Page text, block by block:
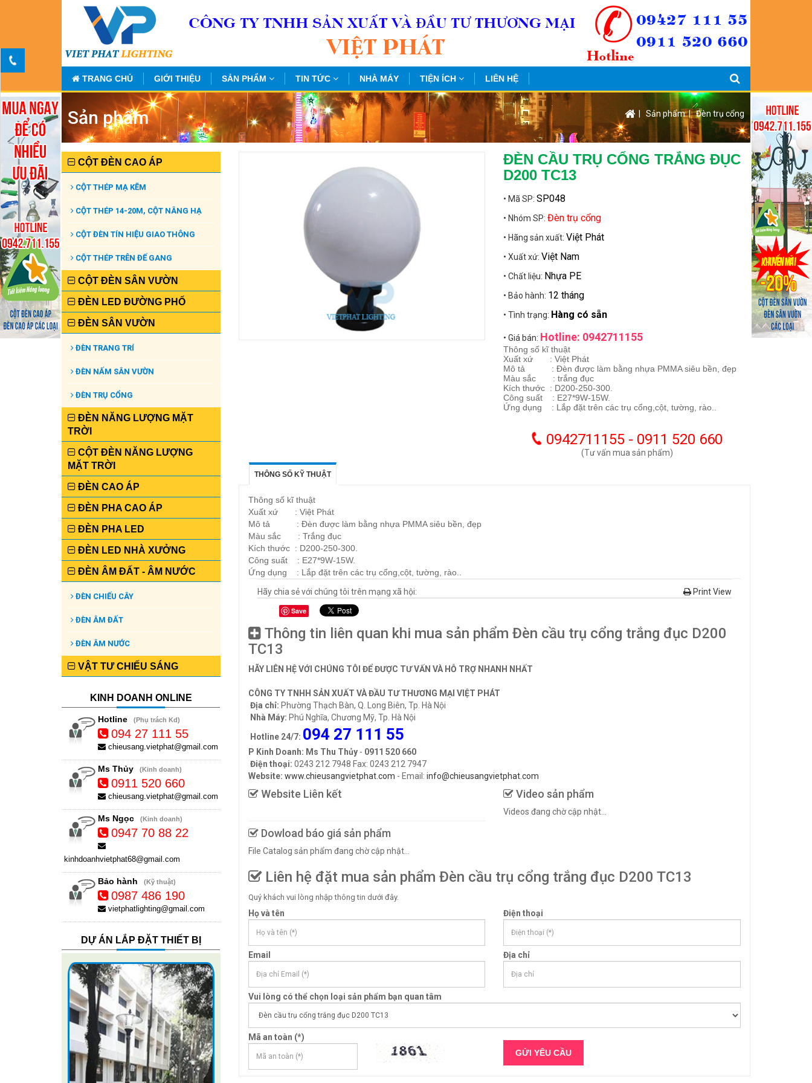
TRANG CHỦ GIỚI THIỆU SẢN PHẨM TIN TỨC NHÀ MÁY TIỆN ÍCH LIÊN HỆ
Sản phẩm | Sản phẩm|Đèn trụ cổng
ĐÈN CẦU TRỤ CỔNG TRẮNG ĐỤC
D200 TC13
• Mã SP:SP048
• Nhóm SP:Đèn trụ cổng
• Hãng sản xuất:Việt Phát
• Xuất xứ:Việt Nam
• Chất liệu: Nhựa PE
• Bảo hành: 12 tháng
• Tình trạng: Hàng có sẵn
• Giá bán: Hotline: 0942711155
Thông số kĩ thuật
Xuất xứ : Việt Phát
Mô tả : Đèn được làm bằng nhựa PMMA siêu bền, đẹp
Màu sắc : trắng đục
Kích thước : D200-250-300.
Công suất : E27*9W-15W.
Ứng dụng : Lắp đặt trên các trụ cổng,cột, tường, rào..
0942711155 - 0911 520 660
(Tư vấn mua sản phẩm)
THÔNG SỐ KỸ THUẬT
Thông số kĩ thuật
Xuất xứ : Việt Phát
Mô tả : Đèn được làm bằng nhựa PMMA siêu bền, đẹp
Màu sắc : Trắng đục
Kích thước : D200-250-300.
Công suất : E27*9W-15W.
Ứng dụng : Lắp đặt trên các trụ cổng,cột, tường, rào..
Print View
Hãy chia sẻ với chúng tôi trên mạng xã hội:
Save
Thông tin liên quan khi mua sản phẩm Đèn cầu trụ cổng trắng đục D200
TC13
HÃY LIÊN HỆ VỚI CHÚNG TÔI ĐỂ ĐƯỢC TƯ VẤN VÀ HỖ TRỢ NHANH NHẤT
CÔNG TY TNHH SẢN XUẤT VÀ ĐẦU TƯ THƯƠNG MẠI VIỆT PHÁT
Địa chỉ: Phường Thạch Bàn, Q. Long Biên, Tp. Hà Nội
Nhà Máy: Phú Nghĩa, Chương Mỹ, Tp. Hà Nội
Hotline 24/7: 094 27 111 55
P Kinh Doanh: Ms Thu Thủy- 0911 520 660
Điện thoại: 0243 212 7948 Fax: 0243 212 7947
Website: www.chieusangvietphat.com - Email: info@chieusangvietphat.com
Website Liên kết
Dowload báo giá sản phẩm
File Catalog sản phẩm đang chờ cập nhật...
Video sản phẩm
Videos đang chờ cập nhật...
Liên hệ đặt mua sản phẩm Đèn cầu trụ cổng trắng đục D200 TC13
Quý khách vui lòng nhập thông tin dưới đây.
Họ và tên Điện thoại
Email Địa chỉ
Vui lòng có thể chọn loại sản phẩm bạn quan tâm
Mã an toàn (*)
CỘT ĐÈN CAO ÁP
CỘT THÉP MẠ KẼM
CỘT THÉP 14-20M, CỘT NÂNG HẠ
CỘT ĐÈN TÍN HIỆU GIAO THÔNG
CỘT THÉP TRÊN ĐẾ GANG
CỘT ĐÈN SÂN VƯỜN
ĐÈN LED ĐƯỜNG PHỐ
ĐÈN SÂN VƯỜN
ĐÈN TRANG TRÍ
ĐÈN NẤM SÂN VƯỜN
ĐÈN TRỤ CỔNG
ĐÈN NĂNG LƯỢNG MẶT
TRỜI
CỘT ĐÈN NĂNG LƯỢNG
MẶT TRỜI
ĐÈN CAO ÁP
ĐÈN PHA CAO ÁP
ĐÈN PHA LED
ĐÈN LED NHÀ XƯỞNG
ĐÈN ÂM ĐẤT - ÂM NƯỚC
ĐÈN CHIẾU CÂY
ĐÈN ÂM ĐẤT
ĐÈN ÂM NƯỚC
VẬT TƯ CHIẾU SÁNG
KINH DOANH ONLINE
Hotline (Phụ trách Kd)
094 27 111 55
chieusang.vietphat@gmail.com
Ms Thủy (Kinh doanh)
0911 520 660
chieusang.vietphat@gmail.com
Ms Ngọc (Kinh doanh)
0947 70 88 22
kinhdoanhvietphat68@gmail.com
Bảo hành (Kỹ thuật)
0987 486 190
vietphatlighting@gmail.com
DỰ ÁN LẮP ĐẶT THIẾT BỊ